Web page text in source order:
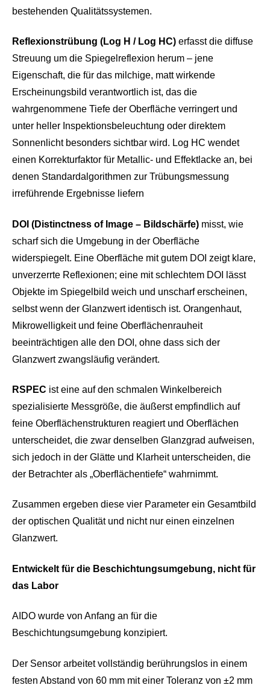
bestehenden Qualitätssystemen.
Reflexionstrübung (Log H / Log HC) erfasst die diffuse
Streuung um die Spiegelreflexion herum – jene
Eigenschaft, die für das milchige, matt wirkende
Erscheinungsbild verantwortlich ist, das die
wahrgenommene Tiefe der Oberfläche verringert und
unter heller Inspektionsbeleuchtung oder direktem
Sonnenlicht besonders sichtbar wird. Log HC wendet
einen Korrekturfaktor für Metallic- und Effektlacke an, bei
denen Standardalgorithmen zur Trübungsmessung
irreführende Ergebnisse liefern
DOI (Distinctness of Image – Bildschärfe) misst, wie
scharf sich die Umgebung in der Oberfläche
widerspiegelt. Eine Oberfläche mit gutem DOI zeigt klare,
unverzerrte Reflexionen; eine mit schlechtem DOI lässt
Objekte im Spiegelbild weich und unscharf erscheinen,
selbst wenn der Glanzwert identisch ist. Orangenhaut,
Mikrowelligkeit und feine Oberflächenrauheit
beeinträchtigen alle den DOI, ohne dass sich der
Glanzwert zwangsläufig verändert.
RSPEC ist eine auf den schmalen Winkelbereich
spezialisierte Messgröße, die äußerst empfindlich auf
feine Oberflächenstrukturen reagiert und Oberflächen
unterscheidet, die zwar denselben Glanzgrad aufweisen,
sich jedoch in der Glätte und Klarheit unterscheiden, die
der Betrachter als „Oberflächentiefe“ wahrnimmt.
Zusammen ergeben diese vier Parameter ein Gesamtbild
der optischen Qualität und nicht nur einen einzelnen
Glanzwert.
Entwickelt für die Beschichtungsumgebung, nicht für
das Labor
AIDO wurde von Anfang an für die
Beschichtungsumgebung konzipiert.
Der Sensor arbeitet vollständig berührungslos in einem
festen Abstand von 60 mm mit einer Toleranz von ±2 mm